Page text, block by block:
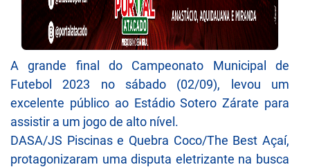
A grande final do Campeonato Municipal de
Futebol 2023 no sábado (02/09), levou um
excelente público ao Estádio Sotero Zárate para
assistir a um jogo de alto nível.
DASA/JS Piscinas e Quebra Coco/The Best Açaí,
protagonizaram uma disputa eletrizante na busca